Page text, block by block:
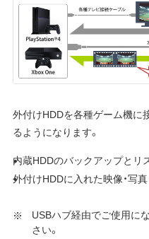
外付けHDDを各種ゲーム機に
るようになります。
内蔵HDDのバックアップとリス
外付けHDDに入れた映像・写
USBハブ経由でご使用に
さい。